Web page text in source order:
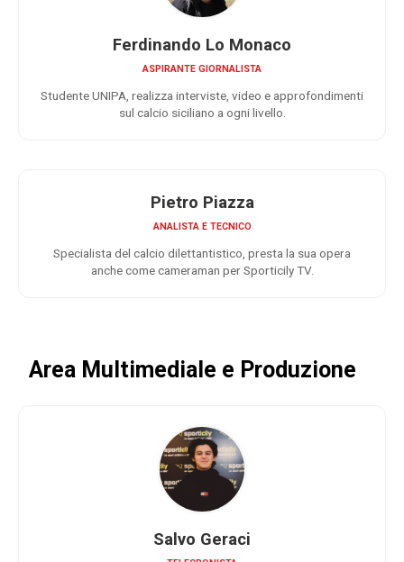
Ferdinando Lo Monaco
ASPIRANTE GIORNALISTA
Studente UNIPA, realizza interviste, video e approfondimenti
sul calcio siciliano a ogni livello.
Pietro Piazza
ANALISTA E TECNICO
Specialista del calcio dilettantistico, presta la sua opera
anche come cameraman per Sporticily TV.
Area Multimediale e Produzione
Salvo Geraci